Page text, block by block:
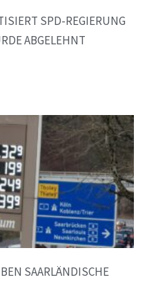
SPD-REGIERUNG
ABGELEHNT
SAARLÄNDISCHE